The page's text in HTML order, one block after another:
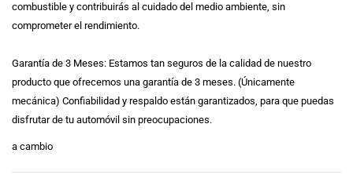
combustible y contribuirás al cuidado del medio ambiente, sin
comprometer el rendimiento.
Garantía de 3 Meses: Estamos tan seguros de la calidad de nuestro
producto que ofrecemos una garantía de 3 meses. (Únicamente
mecánica) Confiabilidad y respaldo están garantizados, para que puedas
disfrutar de tu automóvil sin preocupaciones.
a cambio